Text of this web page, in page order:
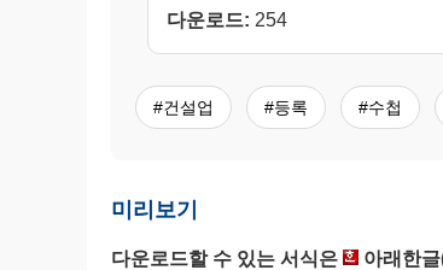
다운로드: 254
#건설업 #등록 #수첩
미리보기
다운로드할 수 있는 서식은 아래한